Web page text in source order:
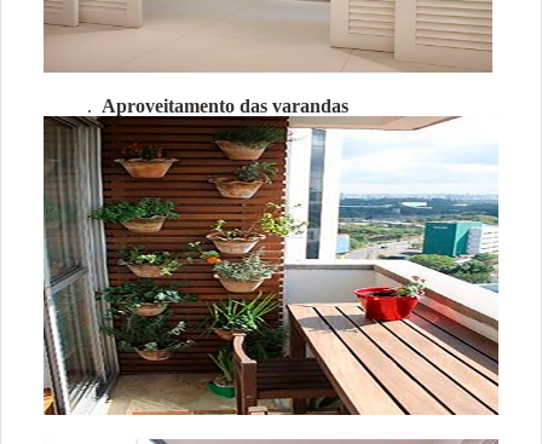
. Aproveitamento das varandas